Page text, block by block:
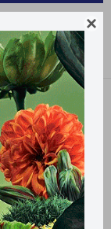

Recomendados